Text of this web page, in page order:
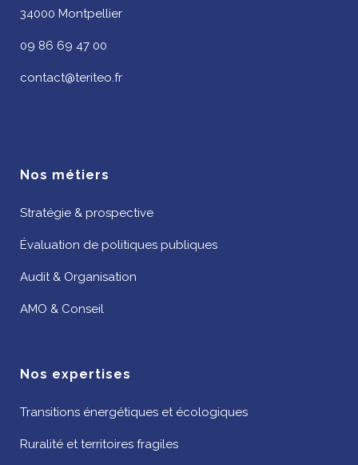
34000 Montpellier
09 86 69 47 00
contact@teriteo.fr
Nos métiers
Stratégie & prospective
Évaluation de politiques publiques
Audit & Organisation
AMO & Conseil
Nos expertises
Transitions énergétiques et écologiques
Ruralité et territoires fragiles